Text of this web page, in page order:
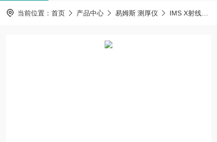
当前位置： 首页 产品中心 易姆斯 测厚仪 IMS X射线源